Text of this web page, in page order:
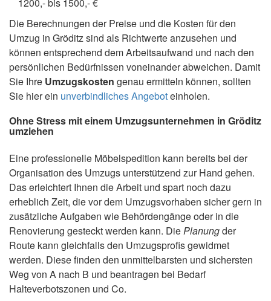
Die Berechnungen der Preise und die Kosten für den
Umzug in Gröditz sind als Richtwerte anzusehen und
können entsprechend dem Arbeitsaufwand und nach den
persönlichen Bedürfnissen voneinander abweichen. Damit
Sie Ihre Umzugskosten genau ermitteln können, sollten
Sie hier ein unverbindliches Angeboteinholen.
Ohne Stress mit einem Umzugsunternehmen in Gröditz
umziehen
Eine professionelle Möbelspedition kann bereits bei der
Organisation des Umzugs unterstützend zur Hand gehen.
Das erleichtert Ihnen die Arbeit und spart noch dazu
erheblich Zeit, die vor dem Umzugsvorhaben sicher gern in
zusätzliche Aufgaben wie Behördengänge oder in die
Renovierung gesteckt werden kann. DiePlanungder
Route kann gleichfalls den Umzugsprofis gewidmet
werden. Diese finden den unmittelbarsten und sichersten
Weg von A nach B und beantragen bei Bedarf
Halteverbotszonen und Co.